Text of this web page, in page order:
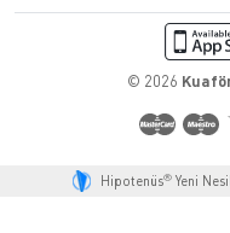
© 2026
Hipotenüs® Yeni